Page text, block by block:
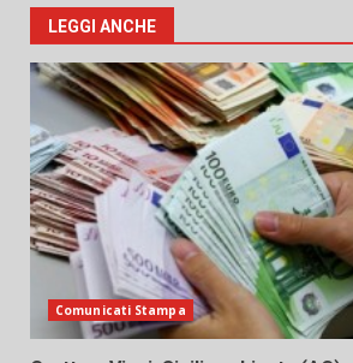
LEGGI ANCHE
Comunicati Stampa